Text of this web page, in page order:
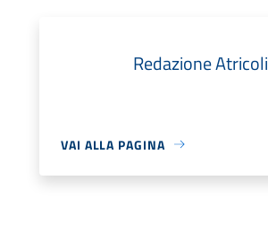
Redazione Atricoli
VAI ALLA PAGINA